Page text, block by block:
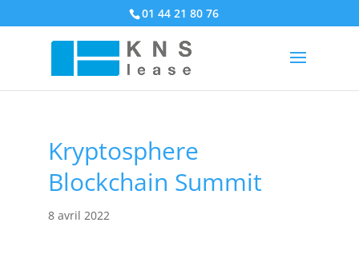
01 44 21 80 76
Kryptosphere
Blockchain Summit
8 avril 2022